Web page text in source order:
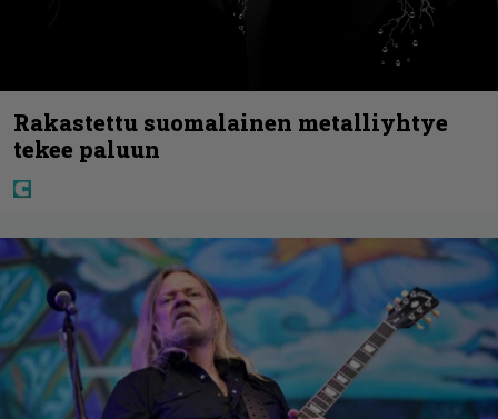
Rakastettu suomalainen metalliyhtye
tekee paluun